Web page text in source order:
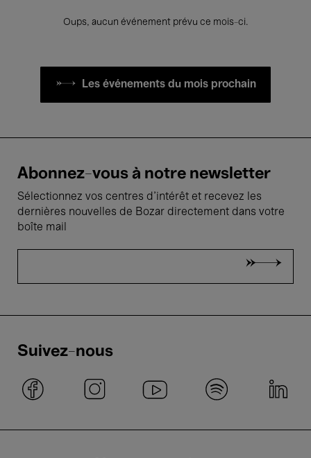
Oups, aucun événement prévu ce mois-ci.
Les événements du mois prochain
Abonnez-vous à notre newsletter
Sélectionnez vos centres d'intérêt et recevez les
dernières nouvelles de Bozar directement dans votre
boîte mail
Suivez-nous